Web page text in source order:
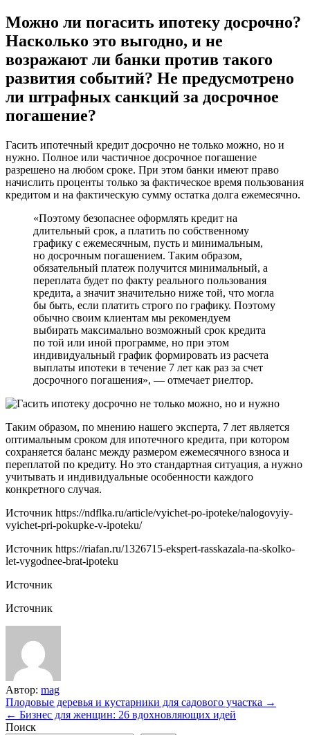
Можно ли погасить ипотеку досрочно?
Насколько это выгодно, и не
возражают ли банки против такого
развития событий? Не предусмотрено
ли штрафных санкций за досрочное
погашение?
Гасить ипотечный кредит досрочно не только можно, но и
нужно. Полное или частичное досрочное погашение
разрешено на любом сроке. При этом банки имеют право
начислить проценты только за фактическое время пользования
кредитом и на фактическую сумму остатка долга ежемесячно.
«Поэтому безопаснее оформлять кредит на
длительный срок, а платить по собственному
графику с ежемесячным, пусть и минимальным,
но досрочным погашением. Таким образом,
обязательный платеж получится минимальный, а
переплата будет по факту реального пользования
кредита, а значит значительно ниже той, что могла
бы быть, если платить строго по графику. Поэтому
обычно своим клиентам мы рекомендуем
выбирать максимально возможный срок кредита
по той или иной программе, но при этом
индивидуальный график формировать из расчета
выплаты ипотеки в течение 7 лет как раз за счет
досрочного погашения», — отмечает риелтор.
Таким образом, по мнению нашего эксперта, 7 лет является
оптимальным сроком для ипотечного кредита, при котором
сохраняется баланс между размером ежемесячного взноса и
переплатой по кредиту. Но это стандартная ситуация, а нужно
учитывать и индивидуальные особенности каждого
конкретного случая.
Источник https://ndflka.ru/article/vyichet-po-ipoteke/nalogovyiy-
vyichet-pri-pokupke-v-ipoteku/
Источник https://riafan.ru/1326715-ekspert-rasskazala-na-skolko-
let-vygodnee-brat-ipoteku
Источник
Источник
Автор: mag
Навигация
по
Плодовые деревья и кустарники для садового участка →
← Бизнес для женщин: 26 вдохновляющих идей
Поиск